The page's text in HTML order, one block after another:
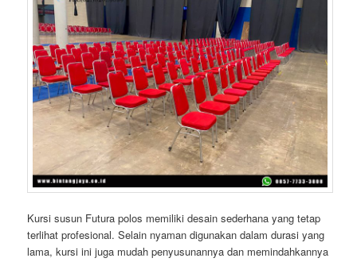
Kursi susun Futura polos memiliki desain sederhana yang tetap
terlihat profesional. Selain nyaman digunakan dalam durasi yang
lama, kursi ini juga mudah penyusunannya dan memindahkannya